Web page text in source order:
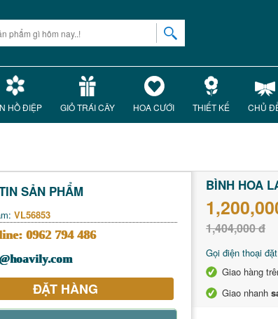
HỒ ĐIỆP GIỎ TRÁI CÂY HOA CƯỚI THIẾT KẾ CHỦ
SẢN PHẨM
VL56853
0962 794 486
ĐẶT HÀNG
BÌNH HOA
1,404,000 đ
Gọi điện thoại
Giao hàng
Giao nhanh